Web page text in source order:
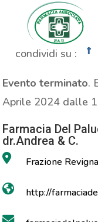
Home» Evento»
condividi su :
Evento terminato.
Aprile 2024 dalle
Farmacia Del
dr.Andrea & C.
Frazione
http://